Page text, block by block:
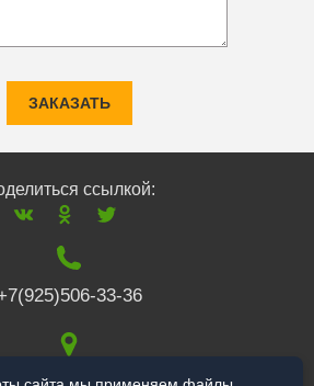
ЗАКАЗАТЬ
ссылкой:
33-36